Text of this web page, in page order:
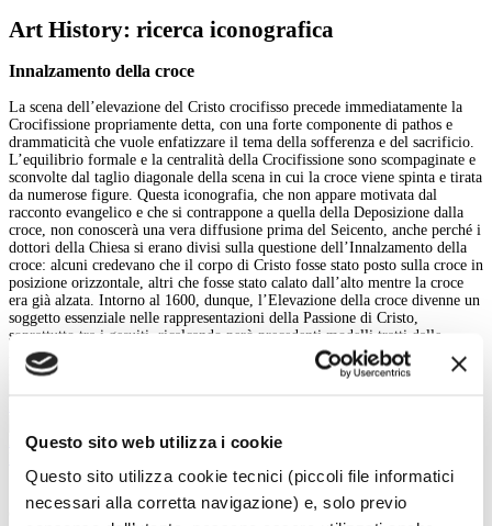
Questo sito web utilizza i cookie
Questo sito utilizza cookie tecnici (piccoli file informatici
necessari alla corretta navigazione) e, solo previo
Art History: ricerca iconografica
Innalzamento della croce
La scena dell’elevazione del Cristo crocifisso precede immediatamente la
Crocifissione propriamente detta, con una forte componente di pathos e
drammaticità che vuole enfatizzare il tema della sofferenza e del sacrificio.
L’equilibrio formale e la centralità della Crocifissione sono scompaginate e
sconvolte dal taglio diagonale della scena in cui la croce viene spinta e tirata
da numerose figure. Questa iconografia, che non appare motivata dal
racconto evangelico e che si contrappone a quella della Deposizione dalla
croce, non conoscerà una vera diffusione prima del Seicento, anche perché i
dottori della Chiesa si erano divisi sulla questione dell’Innalzamento della
croce: alcuni credevano che il corpo di Cristo fosse stato posto sulla croce in
posizione orizzontale, altri che fosse stato calato dall’alto mentre la croce
era già alzata. Intorno al 1600, dunque, l’Elevazione della croce divenne un
soggetto essenziale nelle rappresentazioni della Passione di Cristo,
soprattutto tra i gesuiti, ricalcando però precedenti modelli tratti dalle
xilografie tedesche del tardo Quattrocento e del primo Cinquecento (Hans
Baldung Grien, Albrecht Altdorfer), interpretati in senso barocco.
Innalzamento della croce
Cerca nell'iconografia